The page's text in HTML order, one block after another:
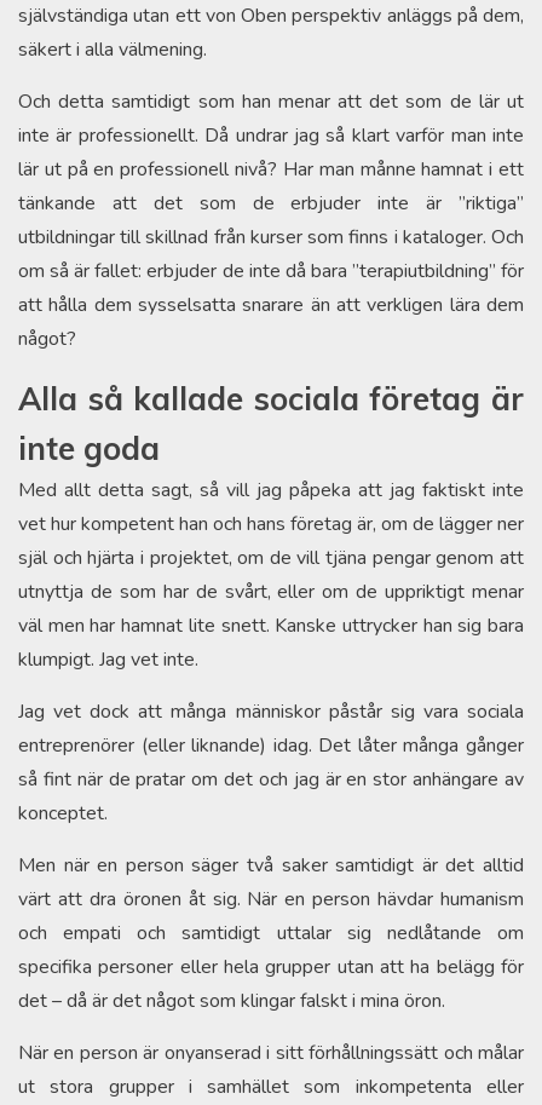
självständiga utan ett von Oben perspektiv anläggs på dem,
säkert i alla välmening.
Och detta samtidigt som han menar att det som de lär ut
inte är professionellt. Då undrar jag så klart varför man inte
lär ut på en professionell nivå? Har man månne hamnat i ett
tänkande att det som de erbjuder inte är ”riktiga”
utbildningar till skillnad från kurser som finns i kataloger. Och
om så är fallet: erbjuder de inte då bara ”terapiutbildning” för
att hålla dem sysselsatta snarare än att verkligen lära dem
något?
Alla så kallade sociala företag är
inte goda
Med allt detta sagt, så vill jag påpeka att jag faktiskt inte
vet hur kompetent han och hans företag är, om de lägger ner
själ och hjärta i projektet, om de vill tjäna pengar genom att
utnyttja de som har de svårt, eller om de uppriktigt menar
väl men har hamnat lite snett. Kanske uttrycker han sig bara
klumpigt. Jag vet inte.
Jag vet dock att många människor påstår sig vara sociala
entreprenörer (eller liknande) idag. Det låter många gånger
så fint när de pratar om det och jag är en stor anhängare av
konceptet.
Men när en person säger två saker samtidigt är det alltid
värt att dra öronen åt sig. När en person hävdar humanism
och empati och samtidigt uttalar sig nedlåtande om
specifika personer eller hela grupper utan att ha belägg för
det – då är det något som klingar falskt i mina öron.
När en person är onyanserad i sitt förhållningssätt och målar
ut stora grupper i samhället som inkompetenta eller